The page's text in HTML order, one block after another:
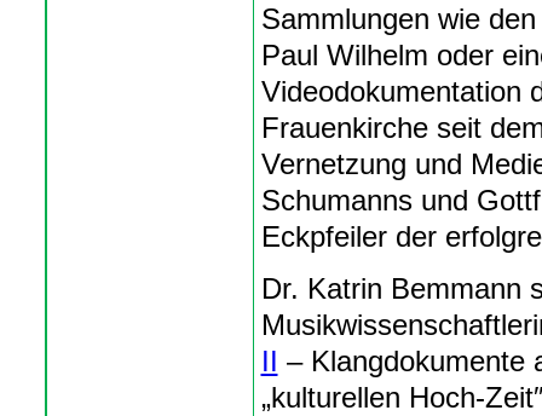
Sammlungen wie
Paul Wilhelm oder
Videodokumentation
Frauenkirche seit
Vernetzung und
Schumanns und
Eckpfeiler der
Dr. Katrin Bemmann
II – Klangdokumente
„kulturellen Hoch-